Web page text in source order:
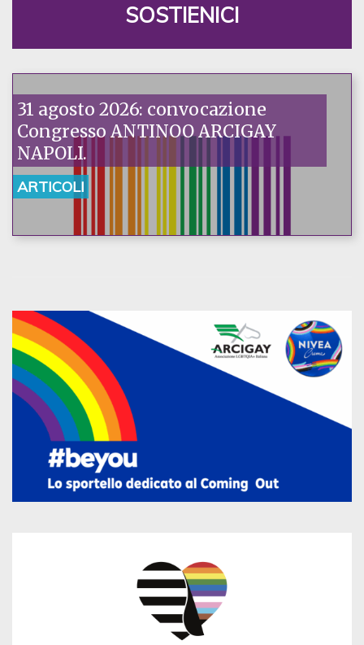
SOSTIENICI
31 agosto 2026: convocazione
Congresso ANTINOO ARCIGAY
NAPOLI.
ARTICOLI